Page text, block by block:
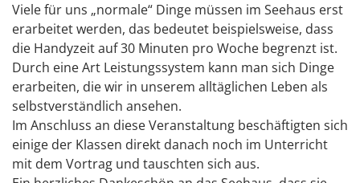
Viele für uns „normale“ Dinge müssen im Seehaus erst
erarbeitet werden, das bedeutet beispielsweise, dass
die Handyzeit auf 30 Minuten pro Woche begrenzt ist.
Durch eine Art Leistungssystem kann man sich Dinge
erarbeiten, die wir in unserem alltäglichen Leben als
selbstverständlich ansehen.
Im Anschluss an diese Veranstaltung beschäftigten sich
einige der Klassen direkt danach noch im Unterricht
mit dem Vortrag und tauschten sich aus.